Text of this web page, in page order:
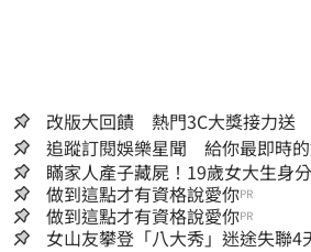
改版大回饋 熱門3C大獎接力送
追蹤訂閱娛樂星聞 給你最即時
瞞家人產子藏屍！19歲女大生身
「產檢紀錄全空白」
做到這點才有資格說愛你PR
做到這點才有資格說愛你PR
女山友攀登「八大秀」迷途失聯